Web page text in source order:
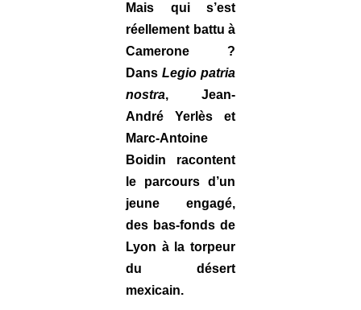
Mais qui s’est
réellement battu à
Camerone ?
Dans Legio patria
nostra, Jean-
André Yerlès et
Marc-Antoine
Boidin racontent
le parcours d’un
jeune engagé,
des bas-fonds de
Lyon à la torpeur
du désert
mexicain.